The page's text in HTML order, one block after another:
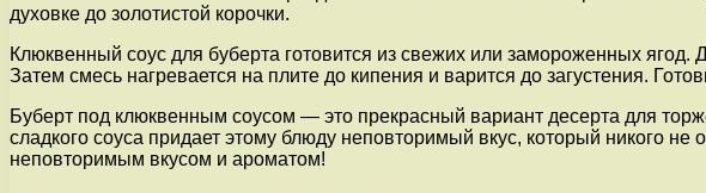
духовке до золотистой корочки.
Клюквенный соус для буберта готовится из свежих или замороженных
Затем смесь нагревается на плите до кипения и варится до загустения.
Буберт под клюквенным соусом — это прекрасный вариант десерта для
сладкого соуса придает этому блюду неповторимый вкус, который никого
неповторимым вкусом и ароматом!